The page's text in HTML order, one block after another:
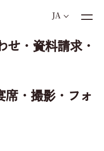
お問い合わせ
4111
祝10:00~19:00
JA
せ・資料請求・
席・撮影・フォ